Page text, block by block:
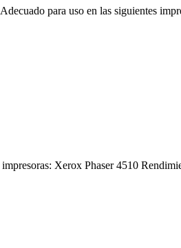
para uso en las siguientes
Xerox Phaser 4510